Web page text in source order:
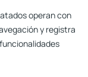
operan con
y registra